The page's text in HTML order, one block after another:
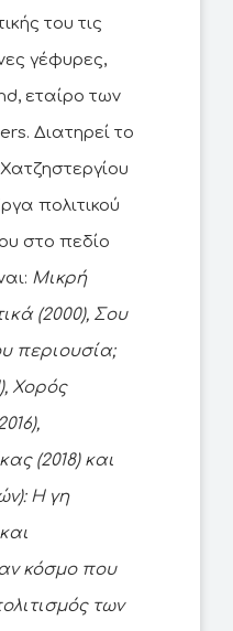
του τις
γέφυρες,
εταίρο των
Διατηρεί το
πολιτικού
στο πεδίο
Μικρή
(2000), Σου
περιουσία;
Χορός
(2018) και
Η γη
κόσμο που
των